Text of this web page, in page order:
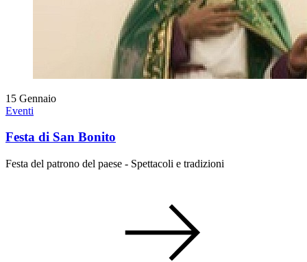
15 Gennaio
Eventi
Festa di San Bonito
Festa del patrono del paese - Spettacoli e tradizioni